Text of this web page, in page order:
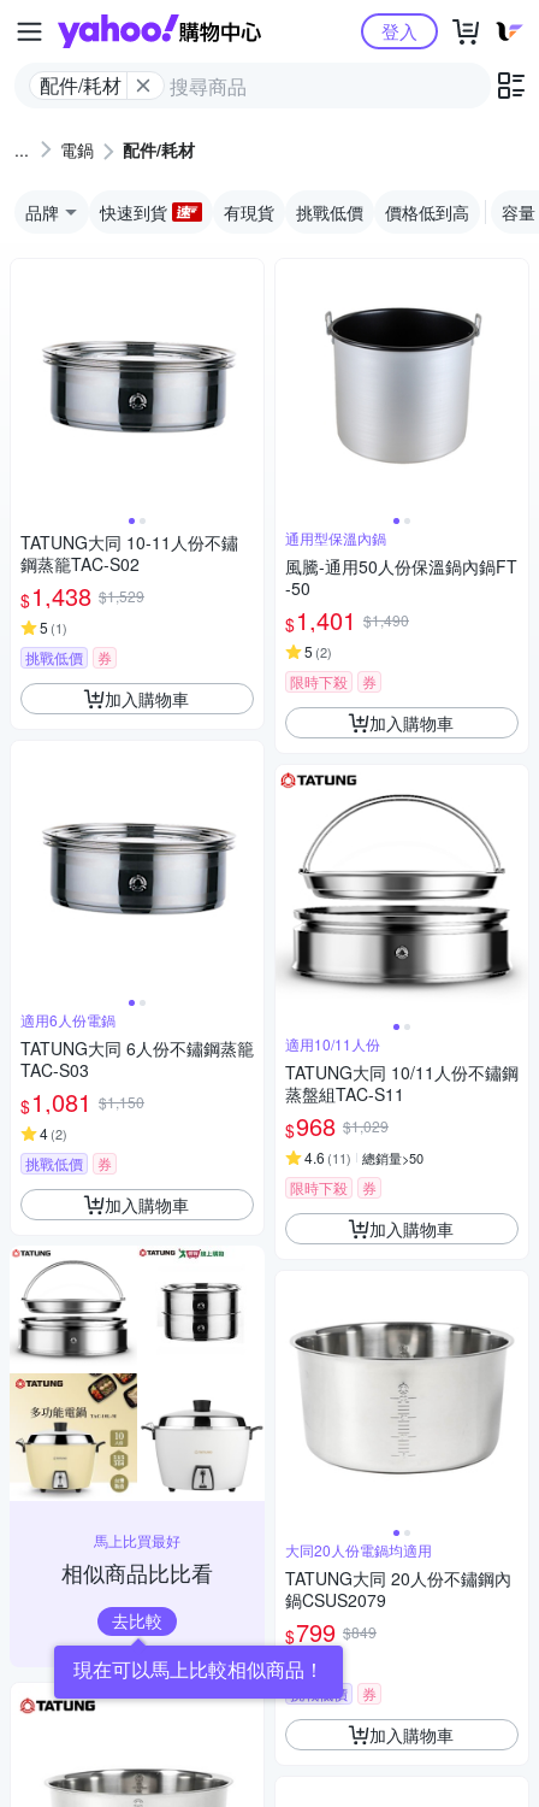
Yahoo購物中心
配件/耗材
登入
電鍋 配件/耗材
品牌 快速到貨 有現貨 挑戰低價 價格低到高 容量
TATUNG大同 10-11人份不鏽
鋼蒸籠TAC-S02
$1,438 $1,529
5 (1)
挑戰低價 券
加入購物車
適用6人份電鍋
TATUNG大同 6人份不鏽鋼蒸籠
TAC-S03
$1,081 $1,150
4(2)
挑戰低價 券
加入購物車
馬上比買最好
相似商品比比看
去比較
現在可以馬上比較相似商品！
通用型保溫內鍋
風騰-通用50人份保溫鍋內鍋FT
-50
$1,401 $1,490
5 (2)
限時下殺 券
加入購物車
適用10/11人份
TATUNG大同 10/11人份不鏽鋼
蒸盤組TAC-S11
$968 $1,029
4.6 (11) 總銷量>50
限時下殺 券
加入購物車
大同20人份電鍋均適用
TATUNG大同 20人份不鏽鋼內
鍋CSUS2079
$799 $849
挑戰低價 券
加入購物車